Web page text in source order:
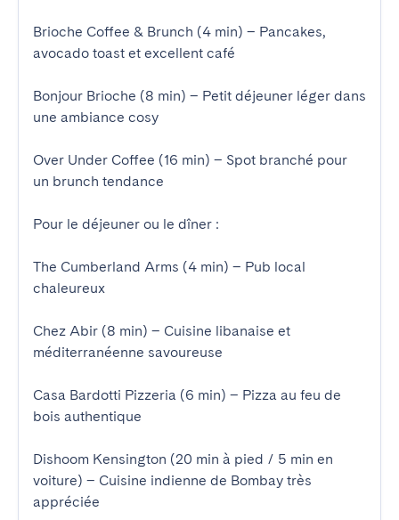
Brioche Coffee & Brunch (4 min) – Pancakes,
avocado toast et excellent café
Bonjour Brioche (8 min) – Petit déjeuner léger dans
une ambiance cosy
Over Under Coffee (16 min) – Spot branché pour
un brunch tendance
Pour le déjeuner ou le dîner :
The Cumberland Arms (4 min) – Pub local
chaleureux
Chez Abir (8 min) – Cuisine libanaise et
méditerranéenne savoureuse
Casa Bardotti Pizzeria (6 min) – Pizza au feu de
bois authentique
Dishoom Kensington (20 min à pied / 5 min en
voiture) – Cuisine indienne de Bombay très
appréciée